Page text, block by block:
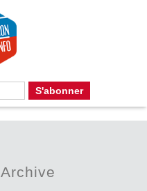
Archive